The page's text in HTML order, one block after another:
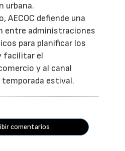
urbana.
AECOC defiende una
entre administraciones
para planificar los
facilitar el
y al canal
temporada estival.
comentarios